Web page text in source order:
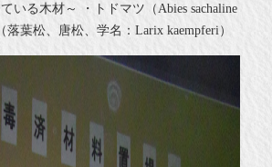
いる木材～ ・トドマツ（Abies sachaline
落葉松、唐松、学名：Larix kaempferi）